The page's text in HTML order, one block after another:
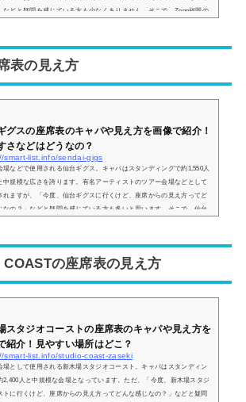
などと疑問を感じている方も少なくありません。そこで、Zepp福岡の
画像は以下の通りです。【スタンディング時の画像】会場の造りは 1
表の見え方
グスの座席表のキャパや見え方を画像で紹介！
さなどはどうなの？
smart-list.info/sendai-gigs
場などで使用される仙台ギグス。キャパはスタンディングで約1,550人
中規模な広さを誇ります。有名アーティストのツアー会場などとして
れますが、「今度、仙台ギグスに行くけど、座席からの見え方ってど
なの？」などと疑問を感じている方も多いと思います。そこで、仙台
の座席表の画像は以下の通りです。会場の造りとしては 1階席 2階席の
の座席表の見え方
スタジオコーストの座席表のキャパや見え方を
紹介！見やすい場所はどこ？
smart-list.info/studio-coast-zaseki
場として使用される新木場スタジオコースト。キャパはスタンディン
2,400人と中規模な会場となっています。ただ、「今度、新木場スタジ
トに行くけど、座席からの見え方ってどんな感じなの？」などと疑問